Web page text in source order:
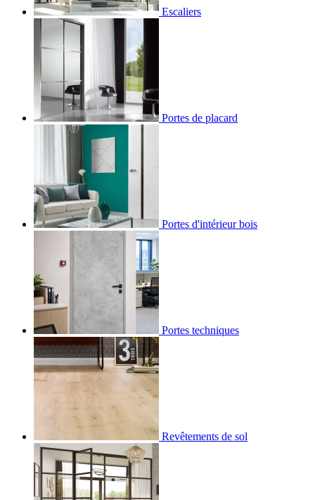
Escaliers
Portes de placard
Portes d'intérieur bois
Portes techniques
Revêtements de sol